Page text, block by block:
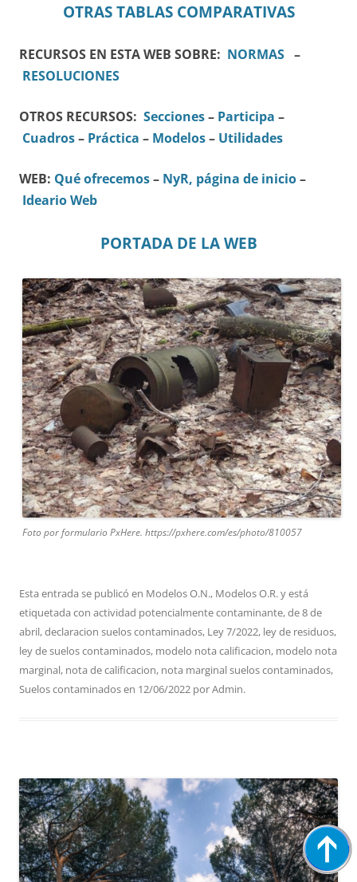
OTRAS TABLAS COMPARATIVAS
RECURSOS EN ESTA WEB SOBRE: NORMAS –
RESOLUCIONES
OTROS RECURSOS: Secciones– Participa –
Cuadros– Práctica – Modelos– Utilidades
WEB: Qué ofrecemos– NyR, página de inicio–
Ideario Web
PORTADA DE LA WEB
Foto por formulario PxHere. https://pxhere.com/es/photo/810057
Esta entrada se publicó en Modelos O.N., Modelos O.R.y está
etiquetada con actividad potencialmente contaminante,de 8 de
abril,declaracion suelos contaminados, Ley 7/2022, ley de residuos,
ley de suelos contaminados, modelo nota calificacion, modelo nota
marginal, nota de calificacion, nota marginal suelos contaminados,
Suelos contaminadosen 12/06/2022 porAdmin.